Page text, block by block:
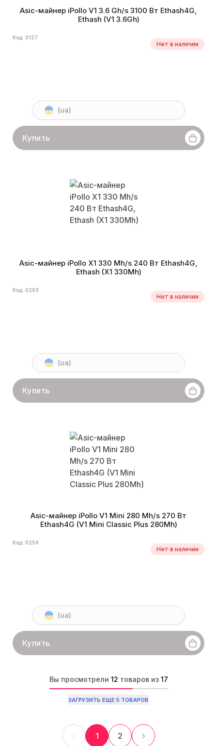
Asic-майнер iPollo V1 3.6 Gh/s 3100 Вт Ethash4G,
Ethash (V1 3.6Gh)
Код: 0127
Нет в наличии
(ua)
Купить
Asic-майнер iPollo X1 330 Mh/s 240 Вт Ethash4G,
Ethash (X1 330Mh)
Код: 0263
Нет в наличии
(ua)
Купить
Asic-майнер iPollo V1 Mini 280 Mh/s 270 Вт
Ethash4G (V1 Mini Classic Plus 280Mh)
Код: 0259
Нет в наличии
(ua)
Купить
Вы просмотрели 12 товаров из 17
ЗАГРУЗИТЬ ЕЩЕ 5 ТОВАРОВ
1 2